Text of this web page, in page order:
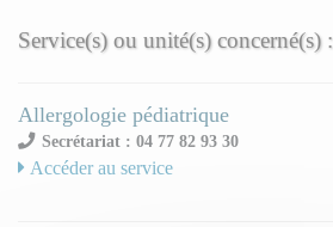
Service(s) ou unité(s) concerné(s) :
Allergologie pédiatrique
Secrétariat : 04 77 82 93 30
Accéder au service